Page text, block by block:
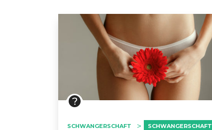
SCHWANGERSCHAFT SCHWANGERSCHAFT